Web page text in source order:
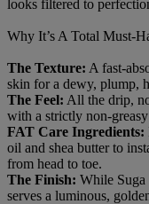
looks filtered to
Why It’s A Total Must-
The Texture: A fast-
skin for a dewy, plump,
The Feel: All the drip,
with a strictly non-
FAT Care Ingredients:
oil and shea butter to
from head to toe.
The Finish: While Suga
serves a luminous,